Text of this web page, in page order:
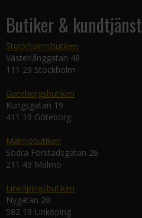
Butiker & kundtjänst
Stockholmsbutiken
Västerlånggatan 48
111 29 Stockholm
Göteborgsbutiken
Kungsgatan 19
411 19 Göteborg
Malmöbutiken
Södra Förstadsgatan 26
211 43 Malmö
Linköpingsbutiken
Nygatan 20
582 19 Linköping